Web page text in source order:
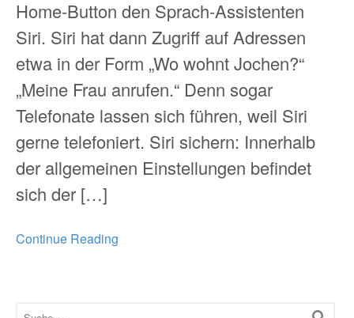
Home-Button den Sprach-Assistenten
Siri. Siri hat dann Zugriff auf Adressen
etwa in der Form „Wo wohnt Jochen?“
„Meine Frau anrufen.“ Denn sogar
Telefonate lassen sich führen, weil Siri
gerne telefoniert. Siri sichern: Innerhalb
der allgemeinen Einstellungen befindet
sich der […]
Continue Reading